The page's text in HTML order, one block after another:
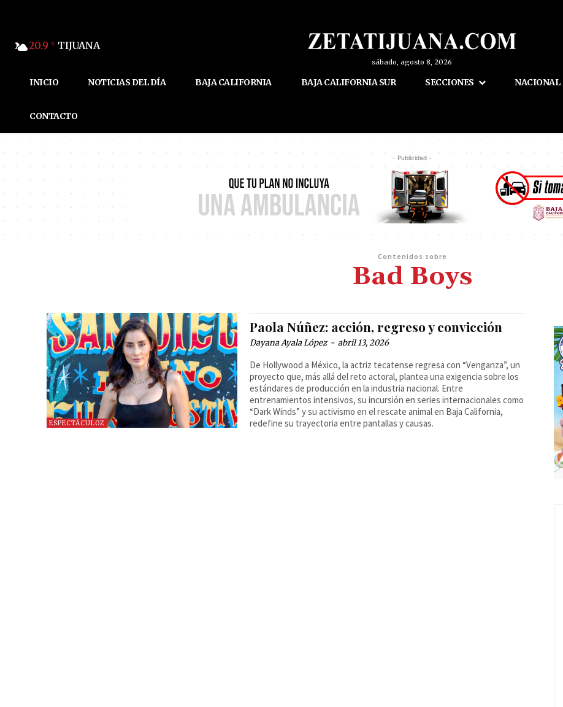
20.9 C TIJUANA
sábado, agosto 8, 2026
INICIO NOTICIAS DEL DÍA BAJA CALIFORNIA BAJA CALIFORNIA SUR SECCIONES NACIONAL
CONTACTO
- Publicidad -
Contenidos sobre
Bad Boys
ESPECTÁCULOZ
Paola Núñez: acción, regreso y convicción
Dayana Ayala López - abril 13, 2026
De Hollywood a México, la actriz tecatense regresa con “Venganza”, un
proyecto que, más allá del reto actoral, plantea una exigencia sobre los
estándares de producción en la industria nacional. Entre
entrenamientos intensivos, su incursión en series internacionales como
“Dark Winds” y su activismo en el rescate animal en Baja California,
redefine su trayectoria entre pantallas y causas.